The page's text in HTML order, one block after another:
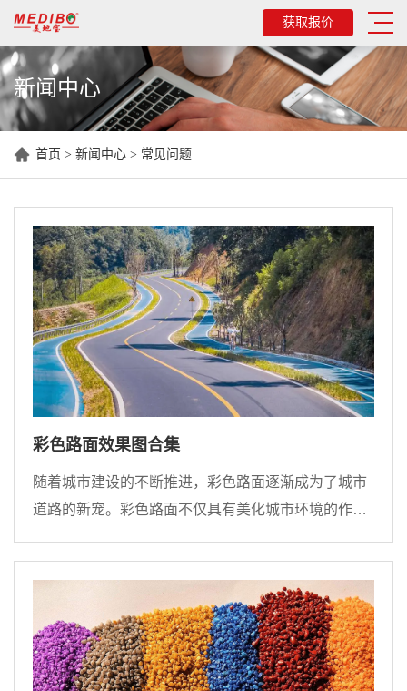
获取报价
新闻中心
首页 > 新闻中心 > 常见问题
彩色路面效果图合集
随着城市建设的不断推进，彩色路面逐渐成为了城市
道路的新宠。彩色路面不仅具有美化城市环境的作